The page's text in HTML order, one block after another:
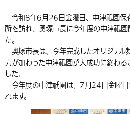
言語を選択
中国語（繁体字）
組織案内
福祉・介護 健康
税金 住宅
環境・衛生 生涯
選挙
入札・契約 産業
都市整備
子育て・教育
手当・助成 健康
相談・支援・情報
観光・移住
観光なび スポ
遊ぶ・体験する
買う・おみやげ
市政情報
中津市について
地方創生・地域活性化
令和8年6月26日金曜日、中津祇園保
所を訪れ、奥塚市長に今年度の中津祇園
た。
奥塚市長は、今年完成したオリジナル
力が加わった中津祇園が大成功に終わる
した。
今年度の中津祇園は、7月24日金曜日
れます。